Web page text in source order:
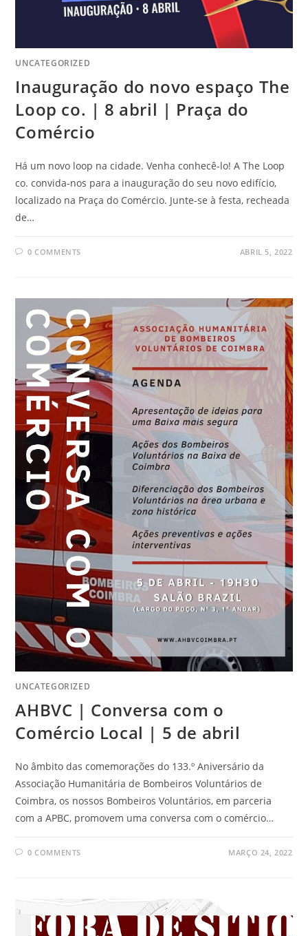
UNCATEGORIZED
Inauguração do novo espaço The
Loop co. | 8 abril | Praça do
Comércio
Há um novo loop na cidade. Venha conhecê-lo! A The Loop
co. convida-nos para a inauguração do seu novo edifício,
localizado na Praça do Comércio. Junte-se à festa, recheada
de…
0 COMMENTS ABRIL 5, 2022
UNCATEGORIZED
AHBVC | Conversa com o
Comércio Local | 5 de abril
No âmbito das comemorações do 133.º Aniversário da
Associação Humanitária de Bombeiros Voluntários de
Coimbra, os nossos Bombeiros Voluntários, em parceria
com a APBC, promovem uma conversa com o comércio…
0 COMMENTS MARÇO 24, 2022